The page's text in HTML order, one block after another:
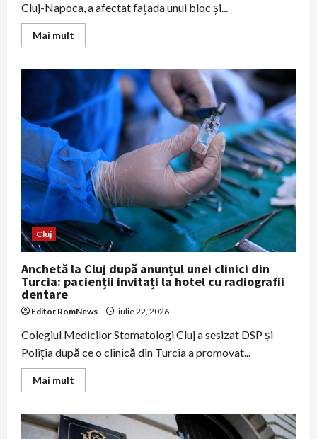
Cluj-Napoca, a afectat fațada unui bloc și...
Mai mult
more
ghenă
de
gunoi
din
Cluj-
Napoca:
două
mașini
și
fațada
unui
bloc
afectate,
zeci
de
persoane
evacuate
Cluj
Anchetă la Cluj după anunțul unei clinici din
Turcia: pacienții invitați la hotel cu radiografii
dentare
Editor RomNews iulie 22, 2026
Colegiul Medicilor Stomatologi Cluj a sesizat DSP și
Poliția după ce o clinică din Turcia a promovat...
Mai mult
more
la
Cluj